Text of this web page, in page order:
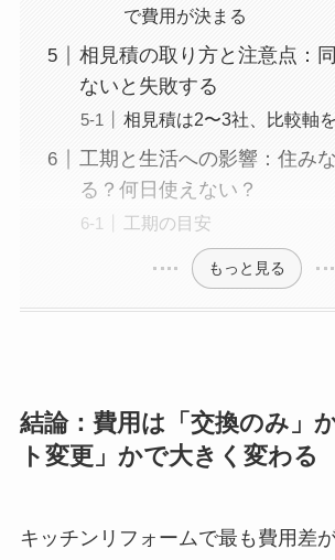
で費用が決まる
相見積の取り方と注意点：
ないと失敗する
相見積は2〜3社、比較軸
工期と生活への影響：住み
る？何日使えない？
工期の目安
もっと見る
結論：費用は「交換のみ」
ト変更」かで大きく変わる
キッチンリフォームで最も費用差